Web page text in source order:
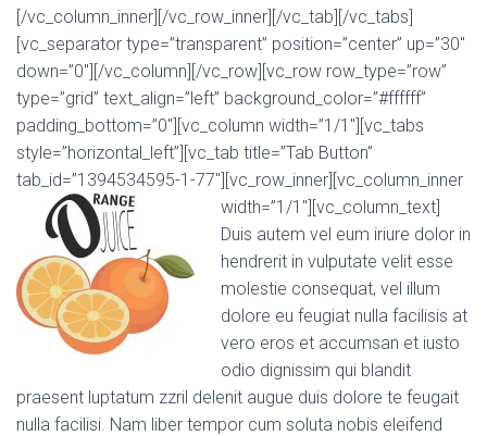
[/vc_column_inner][/vc_row_inner][/vc_tab][/vc_tabs]
[vc_separator type=”transparent” position=”center” up=”30″
down=”0″][/vc_column][/vc_row][vc_row row_type=”row”
type=”grid” text_align=”left” background_color=”#ffffff”
padding_bottom=”0″][vc_column width=”1/1″][vc_tabs
style=”horizontal_left”][vc_tab title=”Tab Button”
tab_id=”1394534595-1-77″][vc_row_inner][vc_column_inner
width=”1/1″][vc_column_text]
Duis autem vel eum iriure dolor in
hendrerit in vulputate velit esse
molestie consequat, vel illum
dolore eu feugiat nulla facilisis at
vero eros et accumsan et iusto
odio dignissim qui blandit
praesent luptatum zzril delenit augue duis dolore te feugait
nulla facilisi. Nam liber tempor cum soluta nobis eleifend